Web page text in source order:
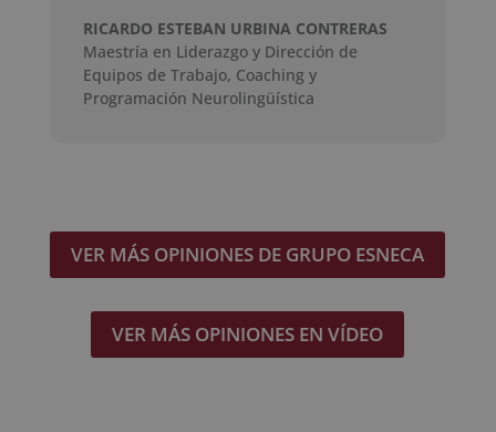
RICARDO ESTEBAN URBINA CONTRERAS
Maestría en Liderazgo y Dirección de
Equipos de Trabajo, Coaching y
Programación Neurolingüística
VER MÁS OPINIONES DE GRUPO ESNECA
VER MÁS OPINIONES EN VÍDEO